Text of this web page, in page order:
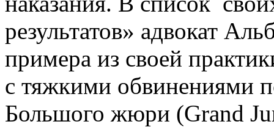
результатов» адвокат
примера из своей
с тяжкими обвинениями
Большого жюри (Grand